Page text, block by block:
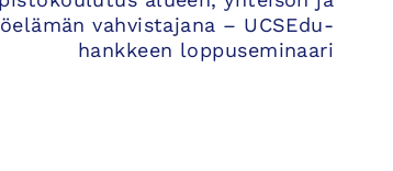
vahvistajana – UCSEdu-
hankkeen loppuseminaari